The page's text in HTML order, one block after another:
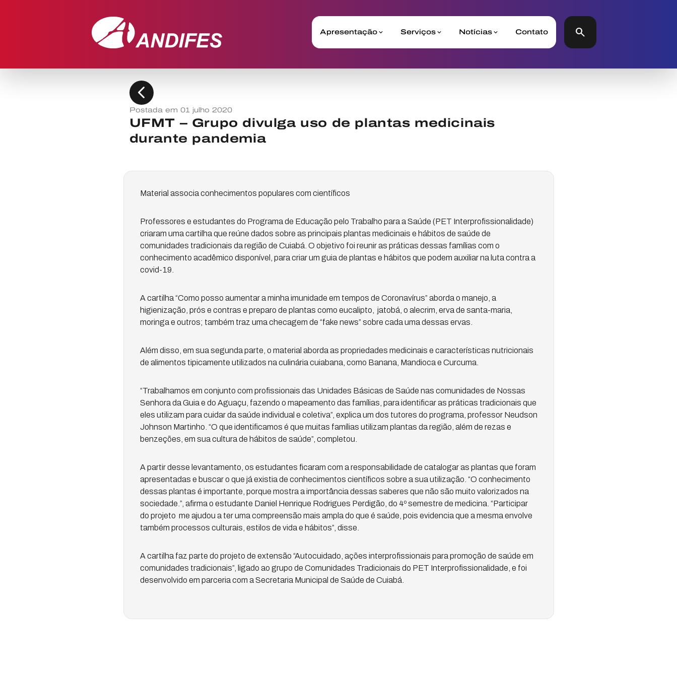
Apresentação Serviços Notícias Contato search
chevron_left
Postada em 01 julho 2020
UFMT – Grupo divulga uso de plantas medicinais
durante pandemia
Material associa conhecimentos populares com científicos
Professores e estudantes do Programa de Educação pelo Trabalho para a Saúde (PET Interprofissionalidade)
criaram uma cartilha que reúne dados sobre as principais plantas medicinais e hábitos de saúde de
comunidades tradicionais da região de Cuiabá. O objetivo foi reunir as práticas dessas famílias com o
conhecimento acadêmico disponível, para criar um guia de plantas e hábitos que podem auxiliar na luta contra a
covid-19.
A cartilha “Como posso aumentar a minha imunidade em tempos de Coronavírus” aborda o manejo, a
higienização, prós e contras e preparo de plantas como eucalipto, jatobá, o alecrim, erva de santa-maria,
moringa e outros; também traz uma checagem de “fake news” sobre cada uma dessas ervas.
Além disso, em sua segunda parte, o material aborda as propriedades medicinais e características nutricionais
de alimentos tipicamente utilizados na culinária cuiabana, como Banana, Mandioca e Curcuma.
“Trabalhamos em conjunto com profissionais das Unidades Básicas de Saúde nas comunidades de Nossas
Senhora da Guia e do Aguaçu, fazendo o mapeamento das famílias, para identificar as práticas tradicionais que
eles utilizam para cuidar da saúde individual e coletiva”, explica um dos tutores do programa, professor Neudson
Johnson Martinho. “O que identificamos é que muitas famílias utilizam plantas da região, além de rezas e
benzeções, em sua cultura de hábitos de saúde”, completou.
A partir desse levantamento, os estudantes ficaram com a responsabilidade de catalogar as plantas que foram
apresentadas e buscar o que já existia de conhecimentos científicos sobre a sua utilização. “O conhecimento
dessas plantas é importante, porque mostra a importância dessas saberes que não são muito valorizados na
sociedade.”, afirma o estudante Daniel Henrique Rodrigues Perdigão, do 4º semestre de medicina. “Participar
do projeto me ajudou a ter uma compreensão mais ampla do que é saúde, pois evidencia que a mesma envolve
também processos culturais, estilos de vida e hábitos”, disse.
A cartilha faz parte do projeto de extensão “Autocuidado, ações interprofissionais para promoção de saúde em
comunidades tradicionais”, ligado ao grupo de Comunidades Tradicionais do PET Interprofissionalidade, e foi
desenvolvido em parceria com a Secretaria Municipal de Saúde de Cuiabá.